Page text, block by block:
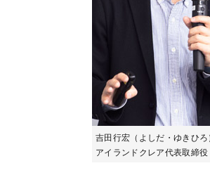
吉田行宏（よしだ・ゆきひろ
アイランドクレア代表取締役